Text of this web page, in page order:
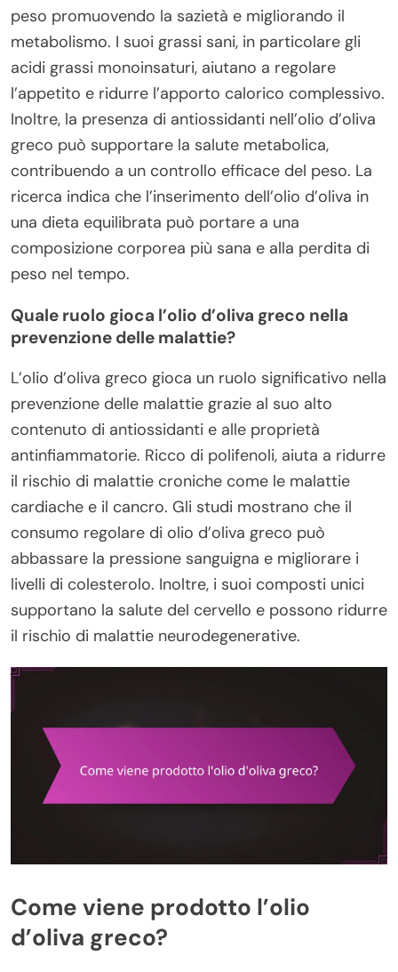
peso promuovendo la sazietà e migliorando il
metabolismo. I suoi grassi sani, in particolare gli
acidi grassi monoinsaturi, aiutano a regolare
l’appetito e ridurre l’apporto calorico complessivo.
Inoltre, la presenza di antiossidanti nell’olio d’oliva
greco può supportare la salute metabolica,
contribuendo a un controllo efficace del peso. La
ricerca indica che l’inserimento dell’olio d’oliva in
una dieta equilibrata può portare a una
composizione corporea più sana e alla perdita di
peso nel tempo.
Quale ruolo gioca l’olio d’oliva greco nella
prevenzione delle malattie?
L’olio d’oliva greco gioca un ruolo significativo nella
prevenzione delle malattie grazie al suo alto
contenuto di antiossidanti e alle proprietà
antinfiammatorie. Ricco di polifenoli, aiuta a ridurre
il rischio di malattie croniche come le malattie
cardiache e il cancro. Gli studi mostrano che il
consumo regolare di olio d’oliva greco può
abbassare la pressione sanguigna e migliorare i
livelli di colesterolo. Inoltre, i suoi composti unici
supportano la salute del cervello e possono ridurre
il rischio di malattie neurodegenerative.
Come viene prodotto l’olio
d’oliva greco?